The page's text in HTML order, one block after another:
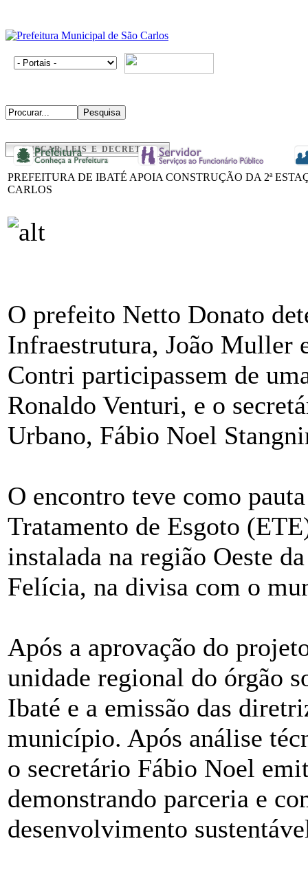
BUSCAR LEIS E DECRETOS
PREFEITURA DE IBATÉ APOIA CONSTRUÇÃO DA 2ª
CARLOS
O prefeito Netto Donato
Infraestrutura, João Muller
Contri participassem de
Ronaldo Venturi, e o
Urbano, Fábio Noel
O encontro teve como
Tratamento de Esgoto
instalada na região Oeste
Felícia, na divisa com o
Após a aprovação do
unidade regional do órgão
Ibaté e a emissão das
município. Após análise
o secretário Fábio Noel
demonstrando parceria e
desenvolvimento